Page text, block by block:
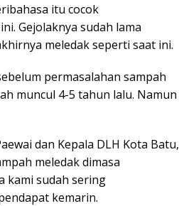
itu cocok
Gejolaknya sudah lama
meledak seperti saat ini.
permasalahan sampah
muncul 4-5 tahun lalu. Namun
dan Kepala DLH Kota Batu,
meledak dimasa
kami sudah sering
kemarin.